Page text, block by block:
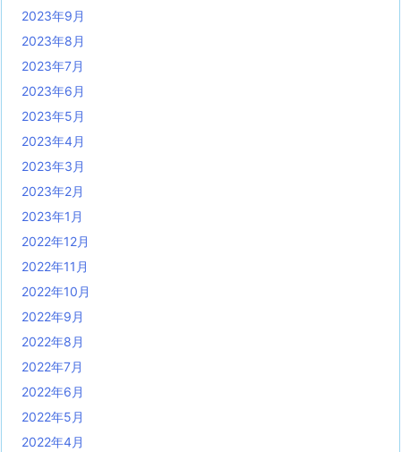
2023年9月
2023年8月
2023年7月
2023年6月
2023年5月
2023年4月
2023年3月
2023年2月
2023年1月
2022年12月
2022年11月
2022年10月
2022年9月
2022年8月
2022年7月
2022年6月
2022年5月
2022年4月